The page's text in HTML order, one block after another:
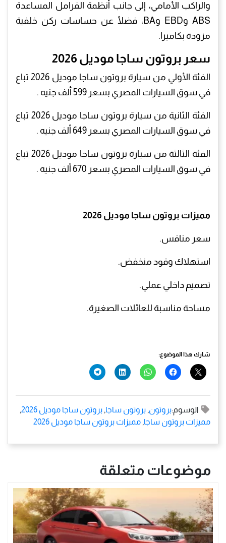
والراكب الأمامي، إلى جانب أنظمة الفرامل المساعدة
ABS وEBD وBA، فضلًا عن حساسات ركن خلفية
مزودة بكاميرا.
سعر بروتون ساجا موديل 2026
الفئة الأولي من سيارة بروتون ساجا موديل 2026 تباع
في سوق السيارات المصري بسعر 599 ألف جنيه .
الفئة الثانية من سيارة بروتون ساجا موديل 2026 تباع
في سوق السيارات المصري بسعر 649 ألف جنيه .
الفئة الثالثة من سيارة بروتون ساجا موديل 2026 تباع
في سوق السيارات المصري بسعر 670 ألف جنيه .
مميزات بروتون ساجا موديل 2026
سعر منافس.
استهلاك وقود منخفض.
تصميم داخلي عملي.
مساحة مناسبة للعائلات الصغيرة.
شارك هذا الموضوع:
الوسوم:بروتون, بروتون ساجا, بروتون ساجا موديل 2026
,
مميزات بروتون ساجا, مميزات بروتون ساجا موديل 2026
موضوعات متعلقة